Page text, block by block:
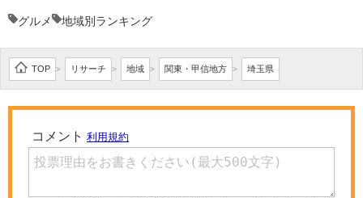
グルメ 地域別ランキング
TOP > リサーチ > 地域 > 関東・甲信地方 > 埼玉県